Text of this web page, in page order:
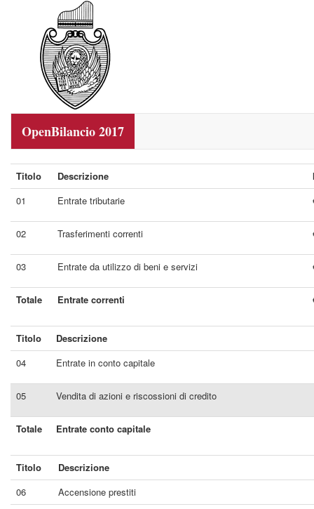
OpenBilancio 2017
Titolo Descrizione
01
Entrate tributarie
02 Trasferimenti correnti
03 Entrate da utilizzo di beni e servizi
Totale Entrate correnti
Titolo
Descrizione
04
Entrate in conto capitale
05 Vendita di azioni e riscossioni di credito
Totale Entrate conto capitale
Titolo
Descrizione
06
Accensione prestiti